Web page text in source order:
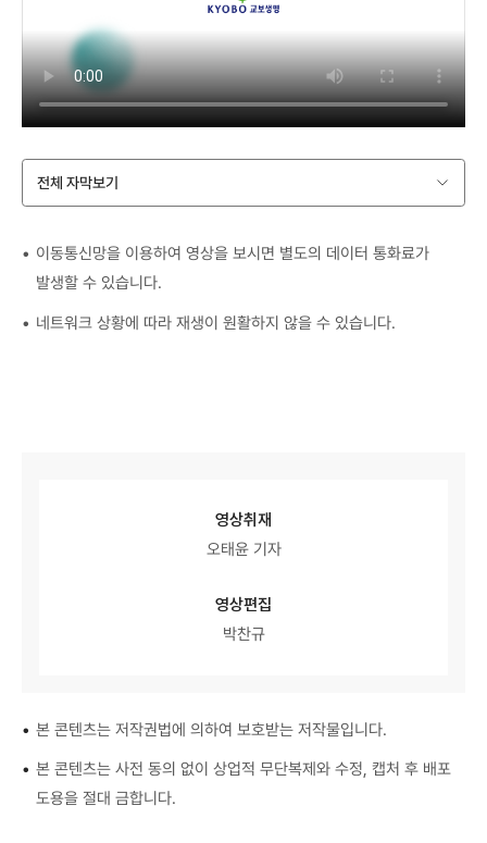
전체 자막보기
이동통신망을 이용하여 영상을 보시면 별도의 데이터 통화료가
발생할 수 있습니다.
네트워크 상황에 따라 재생이 원활하지 않을 수 있습니다.
영상취재
오태윤 기자
영상편집
박찬규
• 본 콘텐츠는 저작권법에 의하여 보호받는 저작물입니다.
• 본 콘텐츠는 사전 동의 없이 상업적 무단복제와 수정, 캡처 후 배포
도용을 절대 금합니다.